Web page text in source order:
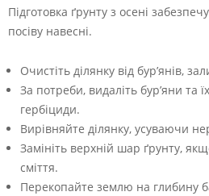
Підготовка ґрунту з осені
посіву навесні.
Очистіть ділянку від бур’янів,
За потреби, видаліть бур’яни та
гербіциди.
Вирівняйте ділянку, усуваючи
Замініть верхній шар ґрунту,
сміття.
Перекопайте землю на глибину